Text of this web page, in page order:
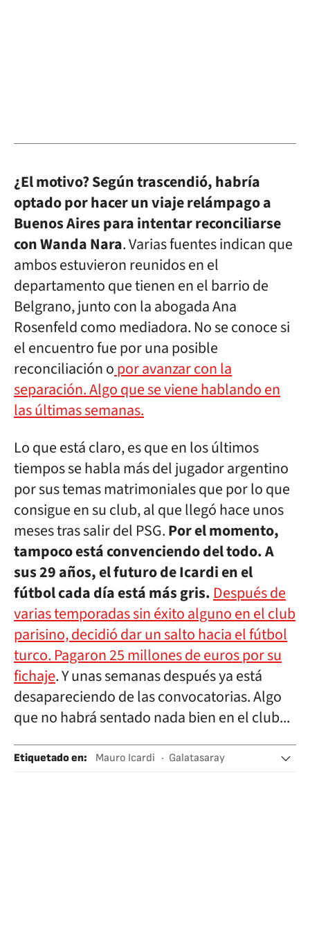
¿El motivo? Según trascendió, habría
optado por hacer un viaje relámpago a
Buenos Aires para intentar reconciliarse
con Wanda Nara. Varias fuentes indican que
ambos estuvieron reunidos en el
departamento que tienen en el barrio de
Belgrano, junto con la abogada Ana
Rosenfeld como mediadora. No se conoce si
el encuentro fue por una posible
reconciliación opor avanzar con la
separación. Algo que se viene hablando en
las últimas semanas.
Lo que está claro, es que en los últimos
tiempos se habla más del jugador argentino
por sus temas matrimoniales que por lo que
consigue en su club, al que llegó hace unos
meses tras salir del PSG.Por el momento,
tampoco está convenciendo del todo. A
sus 29 años, el futuro de Icardi en el
fútbol cada día está más gris. Después de
varias temporadas sin éxito alguno en el club
parisino, decidió dar un salto hacia el fútbol
turco. Pagaron 25 millones de euros por su
fichaje. Y unas semanas después ya está
desapareciendo de las convocatorias. Algo
que no habrá sentado nada bien en el club...
Etiquetado en: Mauro Icardi
Galatasaray